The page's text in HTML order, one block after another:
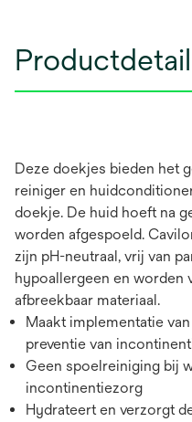
Deze doekjes bieden het
reiniger en
doekje. De huid hoeft na
worden afgespoeld.
zijn pH-neutraal, vrij van
hypoallergeen en worden
afbreekbaar materiaal.
Maakt implementatie
preventie van
Geen spoelreiniging bij
incontinentiezorg
Hydrateert en verzorgt